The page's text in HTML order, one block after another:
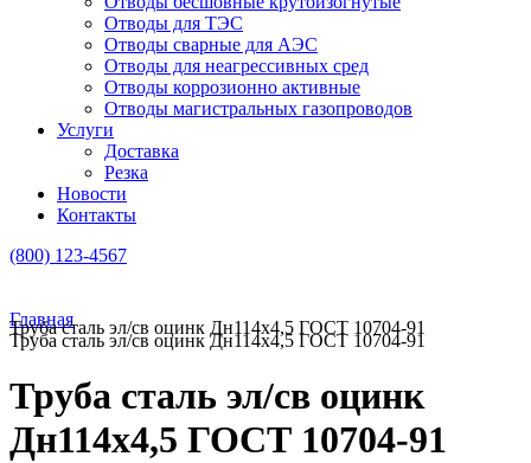
Отводы для ТЭС
Отводы сварные для АЭС
Отводы для неагрессивных сред
Отводы коррозионно активные
Отводы магистральных газопроводов
Услуги
Доставка
Резка
Новости
Контакты
(800) 123-4567
Главная
Труба сталь эл/св оцинк Дн114х4,5 ГОСТ 10704-91
Труба сталь эл/св оцинк Дн114х4,5 ГОСТ 10704-91
Труба сталь эл/св оцинк
Дн114х4,5 ГОСТ 10704-91